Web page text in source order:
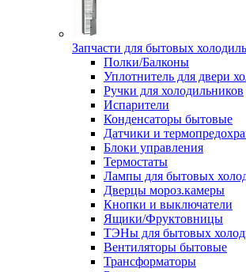
Запчасти для бытовых
Полки/Балконы
Уплотнитель для двери
Ручки для холодильников
Испарители
Конденсаторы бытовые
Датчики и
Блоки управления
Термостаты
Лампы для бытовых
Дверцы мороз.камеры
Кнопки и выключатели
Ящики/Фруктовницы
ТЭНы для бытовых
Вентиляторы бытовые
Трансформаторы